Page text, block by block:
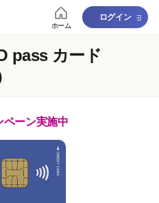
ホーム
ログイン
pass カード
ペーン実施中